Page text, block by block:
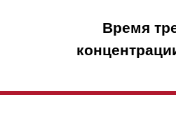
Время